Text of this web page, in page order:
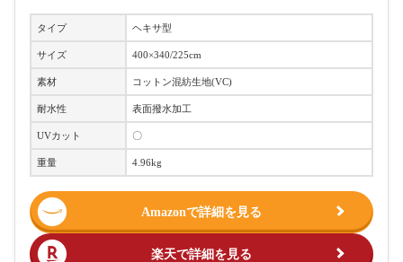
タイプ ヘキサ型
サイズ 400×340/225cm
素材 コットン混紡生地(VC)
耐水性 表面撥水加工
UVカット 〇
重量 4.96kg
Amazonで詳細を見る
楽天で詳細を見る